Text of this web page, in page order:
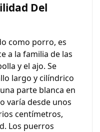
Del
como porro, es
a la familia de las
y el ajo. Se
largo y cilíndrico
parte blanca en
varía desde unos
centímetros,
Los puerros